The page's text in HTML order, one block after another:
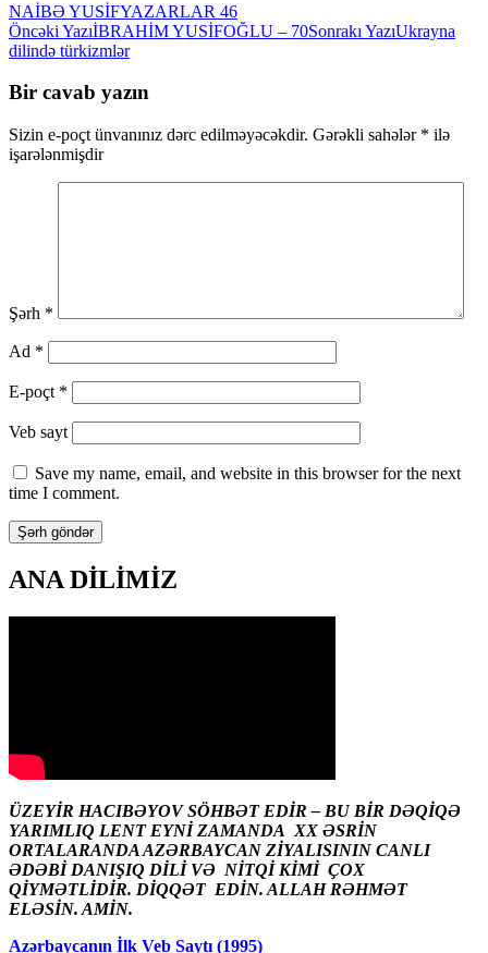
NAİBƏ YUSİFYAZARLAR 46
Yazılar
üzrə
naviqasiya
Öncəki YazıİBRAHİM YUSİFOĞLU – 70Sonrakı YazıUkrayna
dilində türkizmlər
Bir cavab yazın
Sizin e-poçt ünvanınız dərc edilməyəcəkdir. Gərəkli sahələr * ilə
işarələnmişdir
Şərh *
Ad *
E-poçt *
Veb sayt
Save my name, email, and website in this browser for the next
time I comment.
ANA DİLİMİZ
ÜZEYİR HACIBƏYOV SÖHBƏT EDİR – BU BİR DƏQİQƏ
YARIMLIQ LENT EYNİ ZAMANDA XX ƏSRİN
ORTALARANDA AZƏRBAYCAN ZİYALISININ CANLI
ƏDƏBİ DANIŞIQ DİLİ VƏ NİTQİ KİMİ ÇOX
QİYMƏTLİDİR. DİQQƏT EDİN. ALLAH RƏHMƏT
ELƏSİN. AMİN.
Azərbaycanın İlk Veb Saytı (1995)